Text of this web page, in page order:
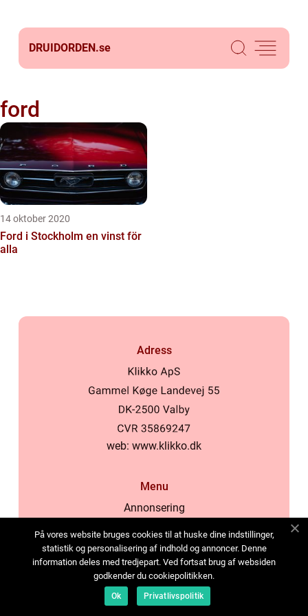
DRUIDORDEN.se
ford
14 oktober 2020
Ford i Stockholm en vinst för
alla
Adress
web: www.klikko.dk
Menu
Annonsering
Cookies
Kontakta oss
Sitemap
På vores website bruges cookies til at huske dine indstillinger,
statistik og personalisering af indhold og annoncer. Denne
information deles med tredjepart. Ved fortsat brug af websiden
godkender du cookiepolitikken.
Ok Privatlivspolitik